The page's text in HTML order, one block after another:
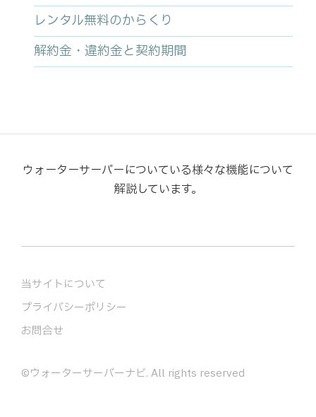
レンタル無料のからくり
解約金・違約金と契約期間
ウォーターサーバーについている様々な機能について
解説しています。
当サイトについて
プライバシーポリシー
お問合せ
©ウォーターサーバーナビ. All rights reserved